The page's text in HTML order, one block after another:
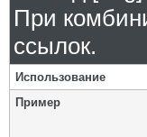
При
ссылок.
Использование
Пример